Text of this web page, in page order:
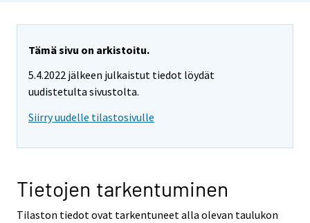
Tämä sivu on arkistoitu.
5.4.2022 jälkeen julkaistut tiedot löydät
uudistetulta sivustolta.
Siirry uudelle tilastosivulle
Tietojen tarkentuminen
Tilaston tiedot ovat tarkentuneet alla olevan taulukon